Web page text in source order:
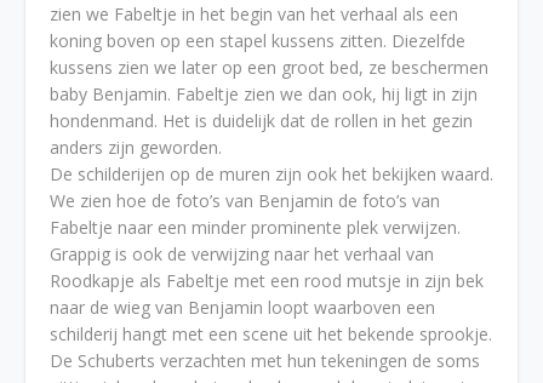
zien we Fabeltje in het begin van het verhaal als een
koning boven op een stapel kussens zitten. Diezelfde
kussens zien we later op een groot bed, ze beschermen
baby Benjamin. Fabeltje zien we dan ook, hij ligt in zijn
hondenmand. Het is duidelijk dat de rollen in het gezin
anders zijn geworden.
De schilderijen op de muren zijn ook het bekijken waard.
We zien hoe de foto’s van Benjamin de foto’s van
Fabeltje naar een minder prominente plek verwijzen.
Grappig is ook de verwijzing naar het verhaal van
Roodkapje als Fabeltje met een rood mutsje in zijn bek
naar de wieg van Benjamin loopt waarboven een
schilderij hangt met een scene uit het bekende sprookje.
De Schuberts verzachten met hun tekeningen de soms